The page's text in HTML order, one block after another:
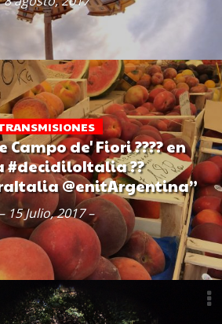
Campo de' Fiori ???? en
#decidiloItalia ??
@enitArgentina”
– 15 Julio, 2017 –